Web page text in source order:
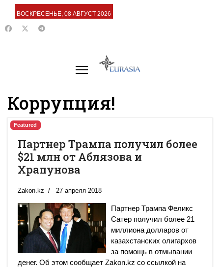
ВОСКРЕСЕНЬЕ, 08 АВГУСТ 2026
Коррупция!
Featured
Партнер Трампа получил более
$21 млн от Аблязова и
Храпунова
Zakon.kz 27 апреля 2018
Партнер Трампа Феликс
Сатер получил более 21
миллиона долларов от
казахстанских олигархов
за помощь в отмывании
денег. Об этом сообщает Zakon.kz со ссылкой на